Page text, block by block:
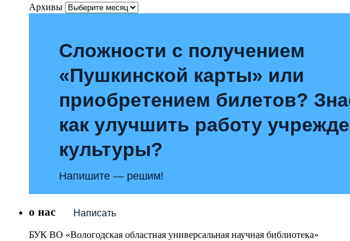
Архивы
Сложности с получением
«Пушкинской карты» или
приобретением билетов?
как улучшить работу
культуры?
Напишите — решим!
Написать
о нас
БУК ВО «Вологодская областная универсальная научная библиотека»